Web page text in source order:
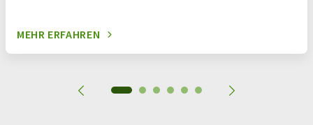
MEHR ERFAHREN